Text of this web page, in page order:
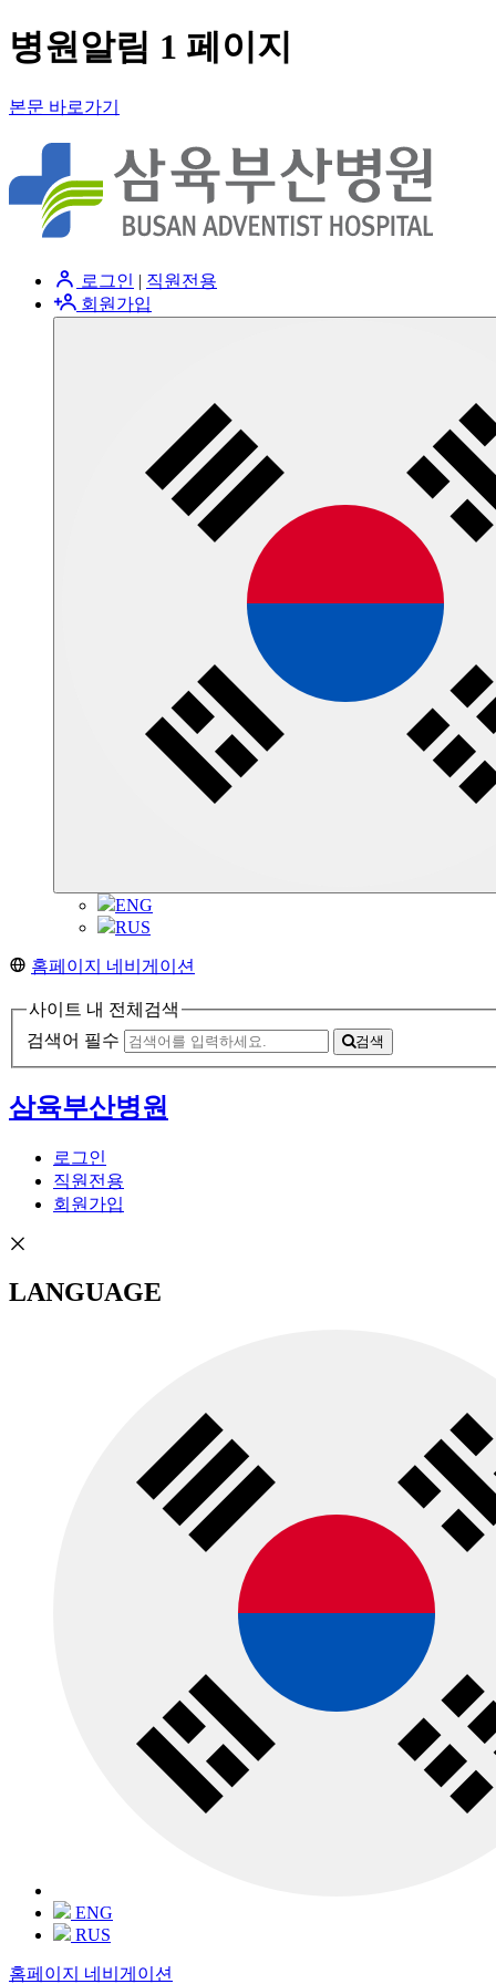
병원알림 1 페이지
본문 바로가기
로그인 | 직원전용
회원가입
ENG
RUS
홈페이지 네비게이션
사이트 내 전체검색
검색어 필수
검색
삼육부산병원
로그인
직원전용
회원가입
LANGUAGE
ENG
RUS
홈페이지 네비게이션